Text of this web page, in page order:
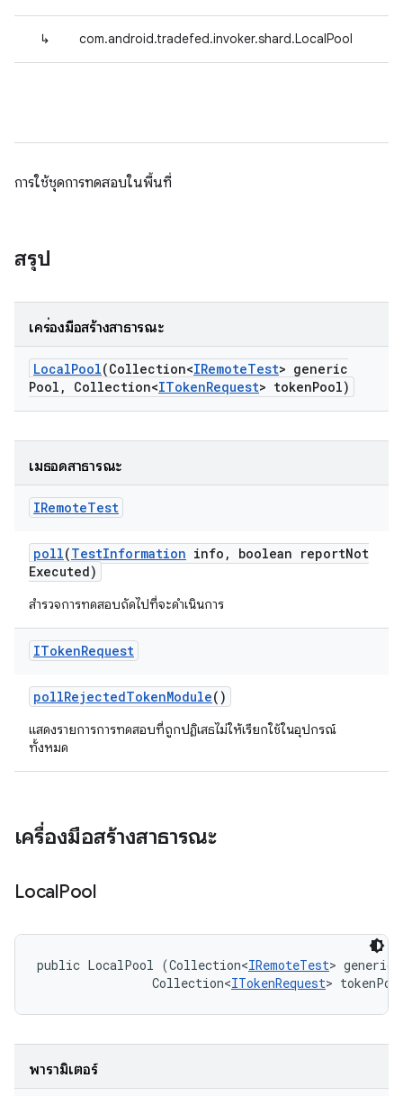
↳ com.android.tradefed.invoker.shard.LocalPool
การใช้ชุดการทดสอบในพื้นที่
สรุป
เครื่องมือสร้างสาธารณะ
LocalPool(Collection<IRemoteTest> generic
Pool , Collection<ITokenRequest> tokenPool)
เมธอดสาธารณะ
IRemoteTest
poll(TestInformation info , boolean reportNot
Executed)
สำรวจการทดสอบถัดไปที่จะดำเนินการ
ITokenRequest
pollRejectedTokenModule()
แสดงรายการการทดสอบที่ถูกปฏิเสธไม่ให้เรียกใช้ในอุปกรณ์
ทั้งหมด
เครื่องมือสร้างสาธารณะ
LocalPool
public LocalPool (Collection<IRemoteTest>
                Collection<
ITokenRequest>
พารามิเตอร์